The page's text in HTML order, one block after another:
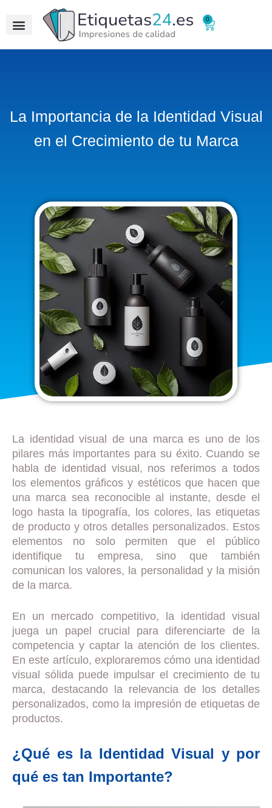
0
La Importancia de la Identidad Visual
en el Crecimiento de tu Marca
La identidad visual de una marca es uno de los
pilares más importantes para su éxito. Cuando se
habla de identidad visual, nos referimos a todos
los elementos gráficos y estéticos que hacen que
una marca sea reconocible al instante, desde el
logo hasta la tipografía, los colores, las etiquetas
de producto y otros detalles personalizados. Estos
elementos no solo permiten que el público
identifique tu empresa, sino que también
comunican los valores, la personalidad y la misión
de la marca.
En un mercado competitivo, la identidad visual
juega un papel crucial para diferenciarte de la
competencia y captar la atención de los clientes.
En este artículo, exploraremos cómo una identidad
visual sólida puede impulsar el crecimiento de tu
marca, destacando la relevancia de los detalles
personalizados, como la impresión de etiquetas de
productos.
¿Qué es la Identidad Visual y por
qué es tan Importante?